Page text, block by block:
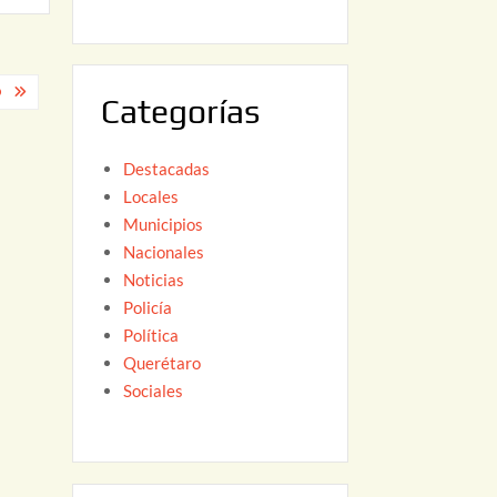
2
Categorías
Destacadas
Locales
Municipios
Nacionales
Noticias
Policía
Política
Querétaro
Sociales